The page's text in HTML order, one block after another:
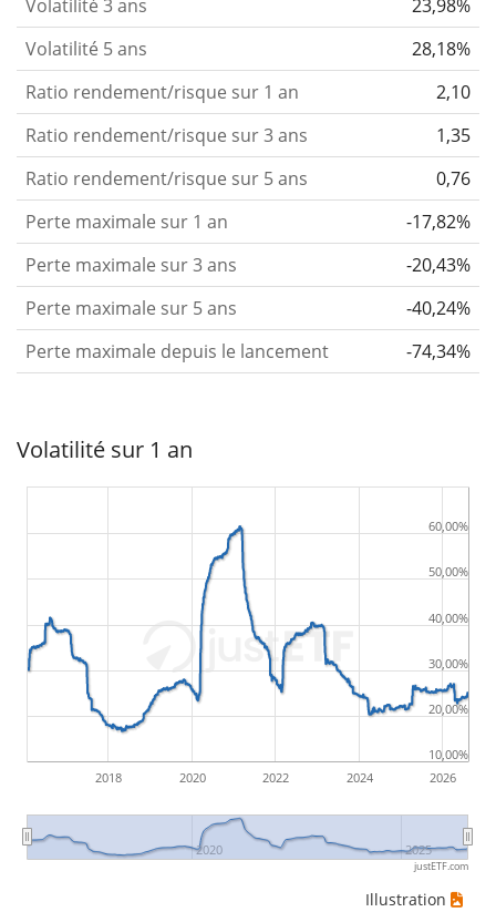
Volatilité 3 ans
23,98%
Volatilité 5 ans
28,18%
Ratio rendement/risque sur 1 an
2,10
Ratio rendement/risque sur 3 ans
1,35
Ratio rendement/risque sur 5 ans
0,76
Perte maximale sur 1 an
-17,82%
Perte maximale sur 3 ans
-20,43%
Perte maximale sur 5 ans
-40,24%
Perte maximale depuis le lancement
-74,34%
Volatilité sur 1 an
2018 2020 2022 2024 2026
2020 2025
10,00%
20,00%
30,00%
40,00%
50,00%
60,00%
justETF.com
Illustration